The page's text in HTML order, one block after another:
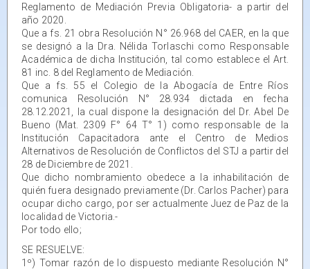
Reglamento de Mediación Previa Obligatoria- a partir del
año 2020.
Que a fs. 21 obra Resolución N° 26.968 del CAER, en la que
se designó a la Dra. Nélida Torlaschi como Responsable
Académica de dicha Institución, tal como establece el Art.
81 inc. 8 del Reglamento de Mediación.
Que a fs. 55 el Colegio de la Abogacía de Entre Ríos
comunica Resolución N° 28.934 dictada en fecha
28.12.2021, la cual dispone la designación del Dr. Abel De
Bueno (Mat. 2309 F° 64 T° 1) como responsable de la
Institución Capacitadora ante el Centro de Medios
Alternativos de Resolución de Conflictos del STJ a partir del
28 de Diciembre de 2021.
Que dicho nombramiento obedece a la inhabilitación de
quién fuera designado previamente (Dr. Carlos Pacher) para
ocupar dicho cargo, por ser actualmente Juez de Paz de la
localidad de Victoria.-
Por todo ello;
SE RESUELVE:
1º) Tomar razón de lo dispuesto mediante Resolución N°